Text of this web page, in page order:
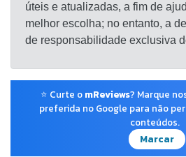
úteis e atualizadas, a fim de
melhor escolha; no entanto, a
de responsabilidade exclusiva
⭐ Curte o mReviews? Marque
preferida no Google para não
conteúdos.
Marcar